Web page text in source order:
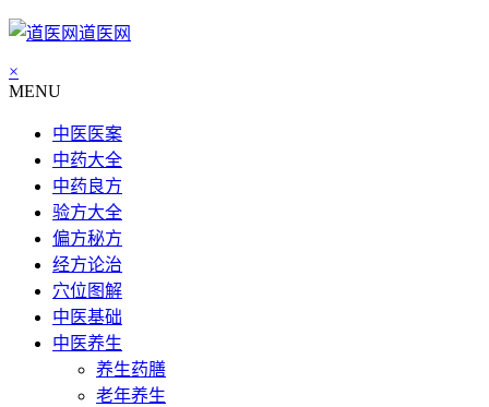
道医网
×
MENU
中医医案
中药大全
中药良方
验方大全
偏方秘方
经方论治
穴位图解
中医基础
中医养生
养生药膳
老年养生